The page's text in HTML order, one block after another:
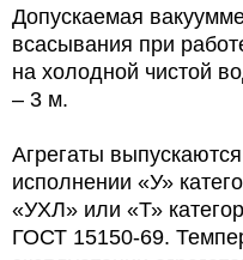
Допускаемая
всасывания при
на холодной чистой
– 3 м.
Агрегаты
исполнении «У»
«УХЛ» или «Т»
ГОСТ 15150-69.